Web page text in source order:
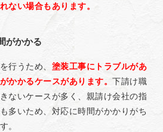
ない場合もあります。
がかかる
行うため、 塗装工事にトラブルがあ
かかるケースがあります。 下請け職
ないケースが多く、親請け会社の指
多いため、対応に時間がかかりがち
。